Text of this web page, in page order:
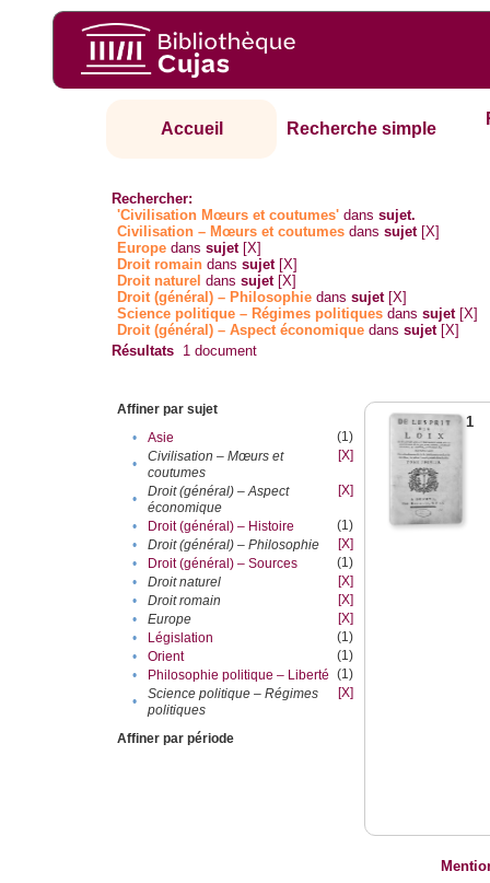
Accueil Recherche simple
Rechercher:
'Civilisation Mœurs et coutumes' danssujet.
Civilisation – Mœurs et coutumes danssujet [X]
Europe danssujet [X]
Droit romain danssujet [X]
Droit naturel danssujet [X]
Droit (général) – Philosophie danssujet [X]
Science politique – Régimes politiques danssujet [X]
Droit (général) – Aspect économique danssujet [X]
Résultats 1 document
Affiner par sujet
•
Asie
(1)
•
Civilisation – Mœurs et
coutumes
[X]
•
Droit (général) – Aspect
économique
[X]
• Droit (général) – Histoire
(1)
•
Droit (général) – Philosophie
[X]
•
Droit (général) – Sources
(1)
•
Droit naturel
[X]
•
Droit romain
[X]
•
Europe
[X]
•
Législation
(1)
•
Orient
(1)
•
Philosophie politique – Liberté (1)
•
Science politique – Régimes
politiques
[X]
Affiner par période
1